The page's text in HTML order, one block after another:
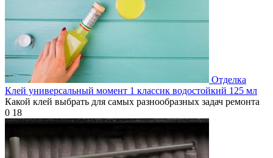
Отделка
Клей универсальный момент 1 классик водостойкий 125 мл
Какой клей выбрать для самых разнообразных задач ремонта
0 18